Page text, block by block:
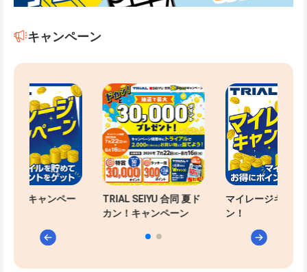
キャンペーン
ージキャンペー
TRIAL SEIYU 合同 夏ド
カン！キャンペーン
マイレージキャン
ン！